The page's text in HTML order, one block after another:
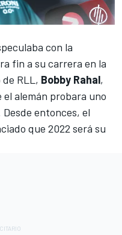
con la
fin a su carrera en la
RLL, Bobby Rahal,
alemán probara uno
Desde entonces, el
que 2022 será su